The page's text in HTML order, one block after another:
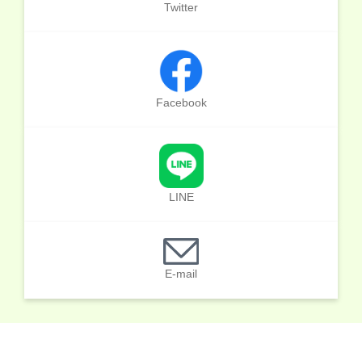
Twitter
Facebook
LINE
E-mail